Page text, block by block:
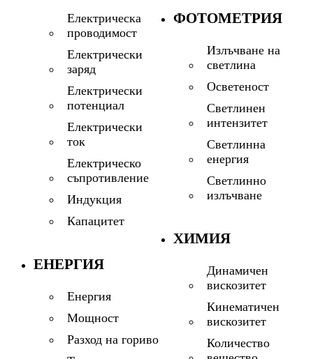
Електрическа
проводимост
Електрически
заряд
Електрически
потенциал
Електрически
ток
Електрическо
съпротивление
Индукция
Капацитет
ЕНЕРГИЯ
Енергия
Мощност
Разход на гориво
ФОТОМЕТРИЯ
Излъчване на
светлина
Осветеност
Светлинен
интензитет
Светлинна
енергия
Светлинно
излъчване
ХИМИЯ
Динамичен
вискозитет
Кинематичен
вискозитет
Количество